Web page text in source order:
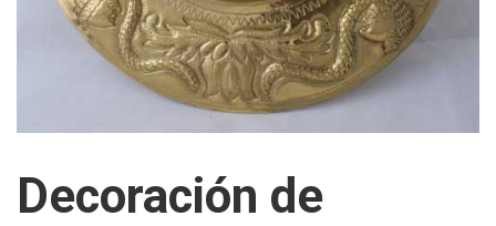
Decoración de